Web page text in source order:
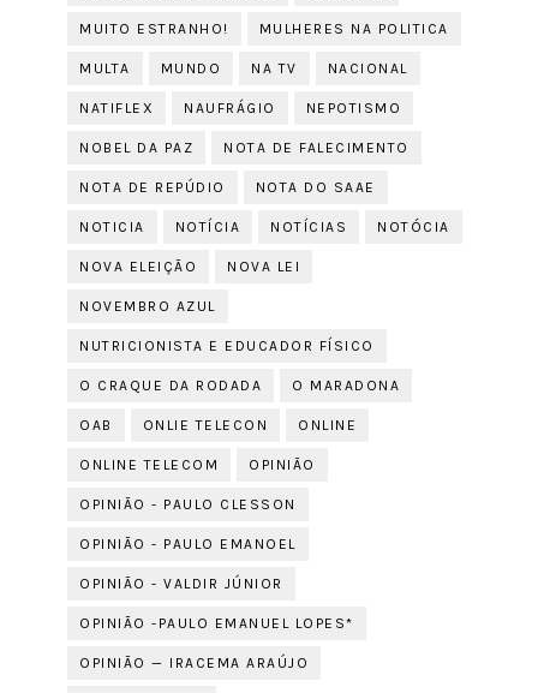
MUITO ESTRANHO! MULHERES NA POLITICA
MULTA MUNDO NA TV NACIONAL
NATIFLEX NAUFRÁGIO NEPOTISMO
NOBEL DA PAZ NOTA DE FALECIMENTO
NOTA DE REPÚDIO NOTA DO SAAE
NOTICIA NOTÍCIA NOTÍCIAS NOTÓCIA
NOVA ELEIÇÃO NOVA LEI
NOVEMBRO AZUL
NUTRICIONISTA E EDUCADOR FÍSICO
O CRAQUE DA RODADA O MARADONA
OAB ONLIE TELECON ONLINE
ONLINE TELECOM OPINIÃO
OPINIÃO - PAULO CLESSON
OPINIÃO - PAULO EMANOEL
OPINIÃO - VALDIR JÚNIOR
OPINIÃO -PAULO EMANUEL LOPES*
OPINIÃO — IRACEMA ARAÚJO